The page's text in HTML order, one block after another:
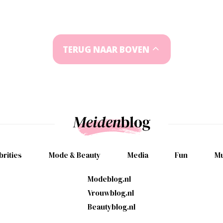
TERUG NAAR BOVEN
Mode & Beauty Media Fun
Modeblog.nl
Vrouwblog.nl
Beautyblog.nl